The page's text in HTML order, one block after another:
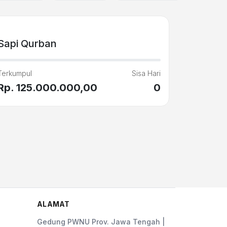
Qurban
125.000.000,00
Sisa Hari
0
ALAMAT
Gedung PWNU Prov. Jawa Tengah |